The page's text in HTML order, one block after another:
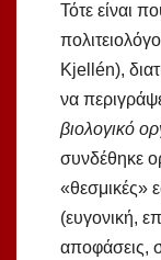
Τότε είναι
Kjellén),
να
βιολογικό
συνδέθηκε
«θεσμικές»
(ευγονική,
αποφάσεις,